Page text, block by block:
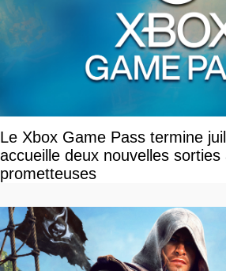
Le Xbox Game Pass termine
accueille deux nouvelles
prometteuses